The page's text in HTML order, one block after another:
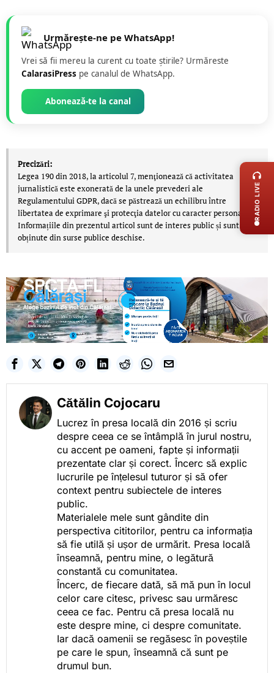
Urmărește-ne pe WhatsApp!
Vrei să fii mereu la curent cu toate știrile? Urmăreste
CalarasiPress pe canalul de WhatsApp.
Abonează-te la canal
Precizări:
Legea 190 din 2018, la articolul 7, menţionează că activitatea
jurnalistică este exonerată de la unele prevederi ale
Regulamentului GDPR, dacă se păstrează un echilibru între
libertatea de exprimare şi protecţia datelor cu caracter personal.
Informațiile din prezentul articol sunt de interes public și sunt
obținute din surse publice deschise.
Cătălin Cojocaru
Lucrez în presa locală din 2016 și scriu
despre ceea ce se întâmplă în jurul nostru,
cu accent pe oameni, fapte și informații
prezentate clar și corect. Încerc să explic
lucrurile pe înțelesul tuturor și să ofer
context pentru subiectele de interes
public.
Materialele mele sunt gândite din
perspectiva cititorilor, pentru ca informația
să fie utilă și ușor de urmărit. Presa locală
înseamnă, pentru mine, o legătură
constantă cu comunitatea.
Încerc, de fiecare dată, să mă pun în locul
celor care citesc, privesc sau urmăresc
ceea ce fac. Pentru că presa locală nu
este despre mine, ci despre comunitate.
Iar dacă oamenii se regăsesc în poveștile
pe care le spun, înseamnă că sunt pe
drumul bun.
RADIO LIVE